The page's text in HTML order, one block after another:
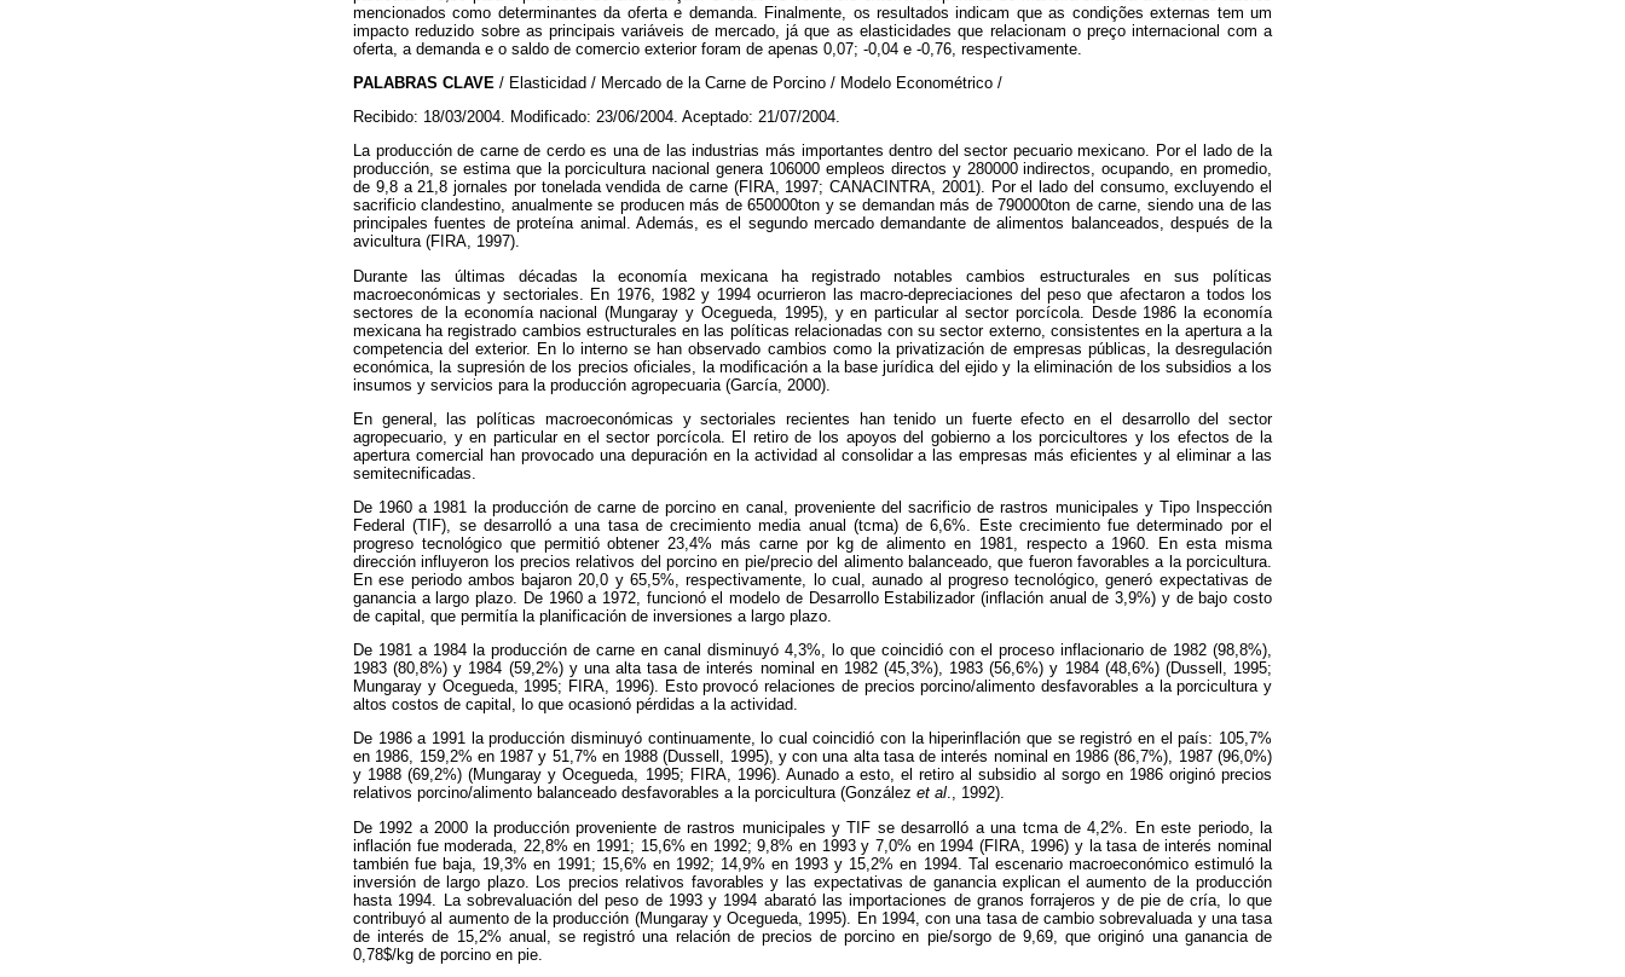
mencionados como determinantes da oferta e demanda. Finalmente, os resultados indicam que as condições externas tem um
impacto reduzido sobre as principais variáveis de mercado, já que as elasticidades que relacionam o preço internacional com a
oferta, a demanda e o saldo de comercio exterior foram de apenas 0,07; -0,04 e -0,76, respectivamente.
PALABRAS CLAVE / Elasticidad / Mercado de la Carne de Porcino / Modelo Econométrico /
Recibido: 18/03/2004. Modificado: 23/06/2004. Aceptado: 21/07/2004.
La producción de carne de cerdo es una de las industrias más importantes dentro del sector pecuario mexicano. Por el lado de la
producción, se estima que la porcicultura nacional genera 106000 empleos directos y 280000 indirectos, ocupando, en promedio,
de 9,8 a 21,8 jornales por tonelada vendida de carne (FIRA, 1997; CANACINTRA, 2001). Por el lado del consumo, excluyendo el
sacrificio clandestino, anualmente se producen más de 650000ton y se demandan más de 790000ton de carne, siendo una de las
principales fuentes de proteína animal. Además, es el segundo mercado demandante de alimentos balanceados, después de la
avicultura (FIRA, 1997).
Durante las últimas décadas la economía mexicana ha registrado notables cambios estructurales en sus políticas
macroeconómicas y sectoriales. En 1976, 1982 y 1994 ocurrieron las macro-depreciaciones del peso que afectaron a todos los
sectores de la economía nacional (Mungaray y Ocegueda, 1995), y en particular al sector porcícola. Desde 1986 la economía
mexicana ha registrado cambios estructurales en las políticas relacionadas con su sector externo, consistentes en la apertura a la
competencia del exterior. En lo interno se han observado cambios como la privatización de empresas públicas, la desregulación
económica, la supresión de los precios oficiales, la modificación a la base jurídica del ejido y la eliminación de los subsidios a los
insumos y servicios para la producción agropecuaria (García, 2000).
En general, las políticas macroeconómicas y sectoriales recientes han tenido un fuerte efecto en el desarrollo del sector
agropecuario, y en particular en el sector porcícola. El retiro de los apoyos del gobierno a los porcicultores y los efectos de la
apertura comercial han provocado una depuración en la actividad al consolidar a las empresas más eficientes y al eliminar a las
semitecnificadas.
De 1960 a 1981 la producción de carne de porcino en canal, proveniente del sacrificio de rastros municipales y Tipo Inspección
Federal (TIF), se desarrolló a una tasa de crecimiento media anual (tcma) de 6,6%. Este crecimiento fue determinado por el
progreso tecnológico que permitió obtener 23,4% más carne por kg de alimento en 1981, respecto a 1960. En esta misma
dirección influyeron los precios relativos del porcino en pie/precio del alimento balanceado, que fueron favorables a la porcicultura.
En ese periodo ambos bajaron 20,0 y 65,5%, respectivamente, lo cual, aunado al progreso tecnológico, generó expectativas de
ganancia a largo plazo. De 1960 a 1972, funcionó el modelo de Desarrollo Estabilizador (inflación anual de 3,9%) y de bajo costo
de capital, que permitía la planificación de inversiones a largo plazo.
De 1981 a 1984 la producción de carne en canal disminuyó 4,3%, lo que coincidió con el proceso inflacionario de 1982 (98,8%),
1983 (80,8%) y 1984 (59,2%) y una alta tasa de interés nominal en 1982 (45,3%), 1983 (56,6%) y 1984 (48,6%) (Dussell, 1995;
Mungaray y Ocegueda, 1995; FIRA, 1996). Esto provocó relaciones de precios porcino/alimento desfavorables a la porcicultura y
altos costos de capital, lo que ocasionó pérdidas a la actividad.
De 1986 a 1991 la producción disminuyó continuamente, lo cual coincidió con la hiperinflación que se registró en el país: 105,7%
en 1986, 159,2% en 1987 y 51,7% en 1988 (Dussell, 1995), y con una alta tasa de interés nominal en 1986 (86,7%), 1987 (96,0%)
y 1988 (69,2%) (Mungaray y Ocegueda, 1995; FIRA, 1996). Aunado a esto, el retiro al subsidio al sorgo en 1986 originó precios
relativos porcino/alimento balanceado desfavorables a la porcicultura (González et al., 1992).
De 1992 a 2000 la producción proveniente de rastros municipales y TIF se desarrolló a una tcma de 4,2%. En este periodo, la
inflación fue moderada, 22,8% en 1991; 15,6% en 1992; 9,8% en 1993 y 7,0% en 1994 (FIRA, 1996) y la tasa de interés nominal
también fue baja, 19,3% en 1991; 15,6% en 1992; 14,9% en 1993 y 15,2% en 1994. Tal escenario macroeconómico estimuló la
inversión de largo plazo. Los precios relativos favorables y las expectativas de ganancia explican el aumento de la producción
hasta 1994. La sobrevaluación del peso de 1993 y 1994 abarató las importaciones de granos forrajeros y de pie de cría, lo que
contribuyó al aumento de la producción (Mungaray y Ocegueda, 1995). En 1994, con una tasa de cambio sobrevaluada y una tasa
de interés de 15,2% anual, se registró una relación de precios de porcino en pie/sorgo de 9,69, que originó una ganancia de
0,78$/kg de porcino en pie.